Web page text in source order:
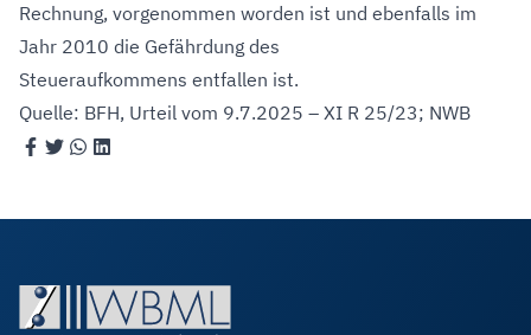
Rechnung, vorgenommen worden ist und ebenfalls im
Jahr 2010 die Gefährdung des
Steueraufkommens entfallen ist.
Quelle: BFH, Urteil vom 9.7.2025 – XI R 25/23; NWB